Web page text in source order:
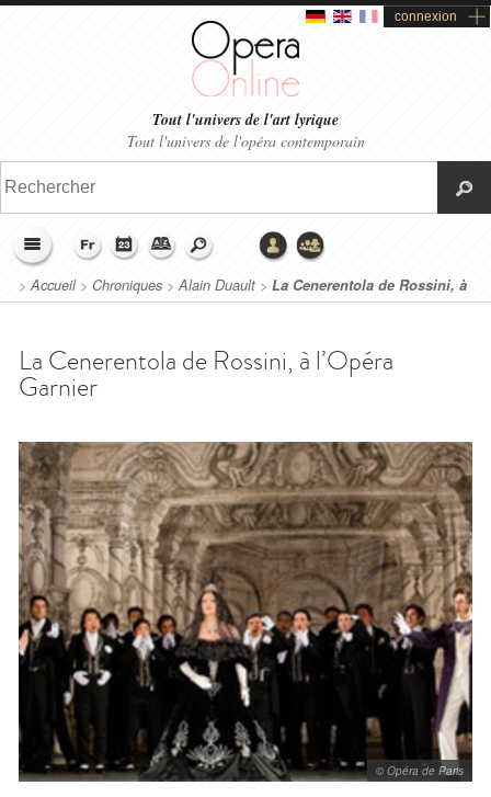
connexion
Tout l'univers de l'art lyrique
Tout l'univers de l'opéra contemporain
>Accueil> Chroniques >Alain Duault > La Cenerentola de Rossini, à
l’Opéra Garnier
La Cenerentola de Rossini, à l’Opéra
Garnier
© Opéra de Paris